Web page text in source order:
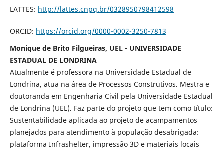
LATTES: http://lattes.cnpq.br/0328950798412598
ORCID: https://orcid.org/0000-0002-3250-7813
Monique de Brito Filgueiras, UEL - UNIVERSIDADE
ESTADUAL DE LONDRINA
Atualmente é professora na Universidade Estadual de
Londrina, atua na área de Processos Construtivos. Mestra e
doutoranda em Engenharia Civil pela Universidade Estadual
de Londrina (UEL). Faz parte do projeto que tem como título:
Sustentabilidade aplicada ao projeto de acampamentos
planejados para atendimento à população desabrigada:
plataforma Infrashelter, impressão 3D e materiais locais